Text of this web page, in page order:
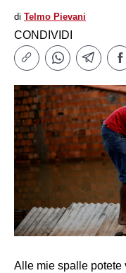
di Telmo Pievani
CONDIVIDI
Alle mie spalle potete